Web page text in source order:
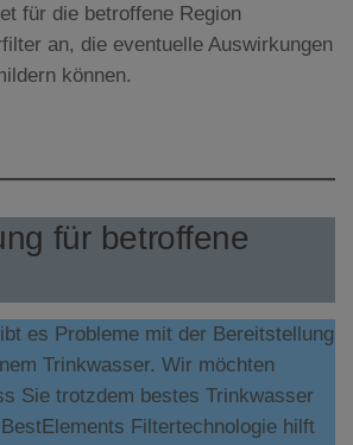
für die betroffene Region
an, die eventuelle Auswirkungen
können.
für betroffene
es Probleme mit der Bereitstellung
Trinkwasser. Wir möchten
Sie trotzdem bestes Trinkwasser
Filtertechnologie hilft